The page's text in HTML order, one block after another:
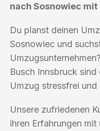
nach Sosnowiec mit
Du planst deinen
Sosnowiec und
Busch Innsbruck
Umzug stressfrei
Unsere zufriedenen
ihren Erfahrungen